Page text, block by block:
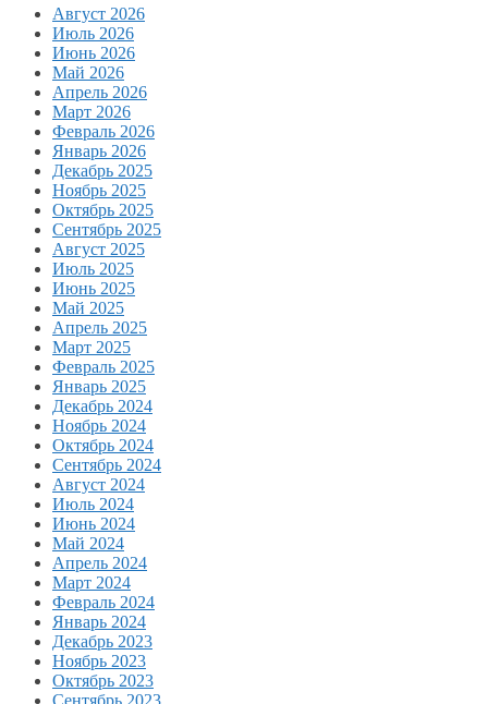
Август 2026
Июль 2026
Июнь 2026
Май 2026
Апрель 2026
Март 2026
Февраль 2026
Январь 2026
Декабрь 2025
Ноябрь 2025
Октябрь 2025
Сентябрь 2025
Август 2025
Июль 2025
Июнь 2025
Май 2025
Апрель 2025
Март 2025
Февраль 2025
Январь 2025
Декабрь 2024
Ноябрь 2024
Октябрь 2024
Сентябрь 2024
Август 2024
Июль 2024
Июнь 2024
Май 2024
Апрель 2024
Март 2024
Февраль 2024
Январь 2024
Декабрь 2023
Ноябрь 2023
Октябрь 2023
Сентябрь 2023